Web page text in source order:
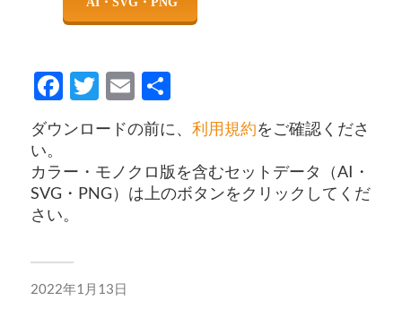
Facebook
Twitter
Email
共
有
ダウンロードの前に、 利用規約をご確認くださ
い。
カラー・モノクロ版を含むセットデータ（AI・
SVG・PNG）は上のボタンをクリックしてくだ
さい。
2022年1月13日